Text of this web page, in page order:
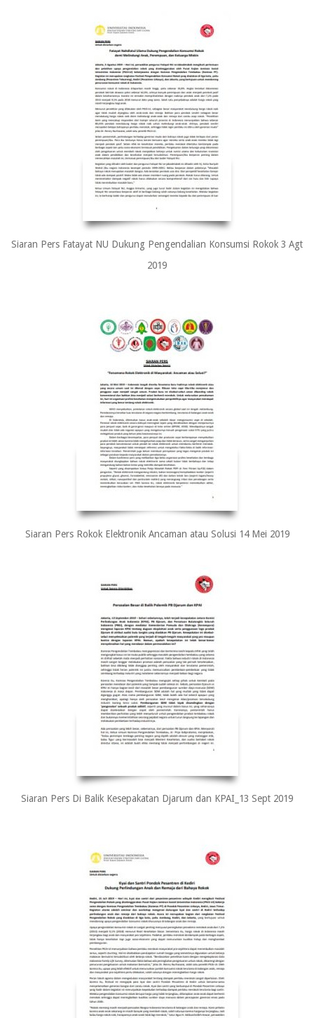
Siaran Pers Fatayat NU Dukung Pengendalian Konsumsi Rokok 3 Agt
2019
Siaran Pers Rokok Elektronik Ancaman atau Solusi 14 Mei 2019
Siaran Pers Di Balik Kesepakatan Djarum dan KPAI_13 Sept 2019